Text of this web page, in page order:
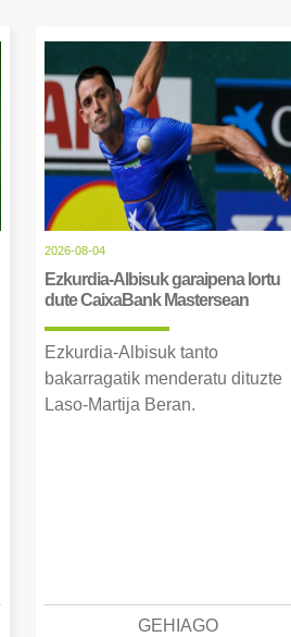
2026-08-04
Ezkurdia-Albisuk garaipena lortu
dute CaixaBank Mastersean
Ezkurdia-Albisuk tanto
bakarragatik menderatu dituzte
Laso-Martija Beran.
GEHIAGO